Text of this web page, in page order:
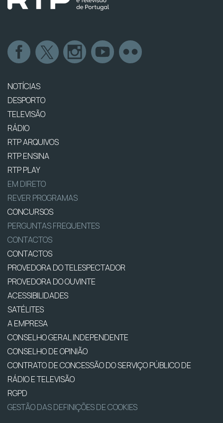
NOTÍCIAS
DESPORTO
TELEVISÃO
RÁDIO
RTP ARQUIVOS
RTP ENSINA
RTP PLAY
EM DIRETO
REVER PROGRAMAS
CONCURSOS
PERGUNTAS FREQUENTES
CONTACTOS
CONTACTOS
PROVEDORA DO TELESPECTADOR
PROVEDORA DO OUVINTE
ACESSIBILIDADES
SATÉLITES
A EMPRESA
CONSELHO GERAL INDEPENDENTE
CONSELHO DE OPINIÃO
CONTRATO DE CONCESSÃO DO SERVIÇO PÚBLICO DE
RÁDIO E TELEVISÃO
RGPD
GESTÃO DAS DEFINIÇÕES DE COOKIES